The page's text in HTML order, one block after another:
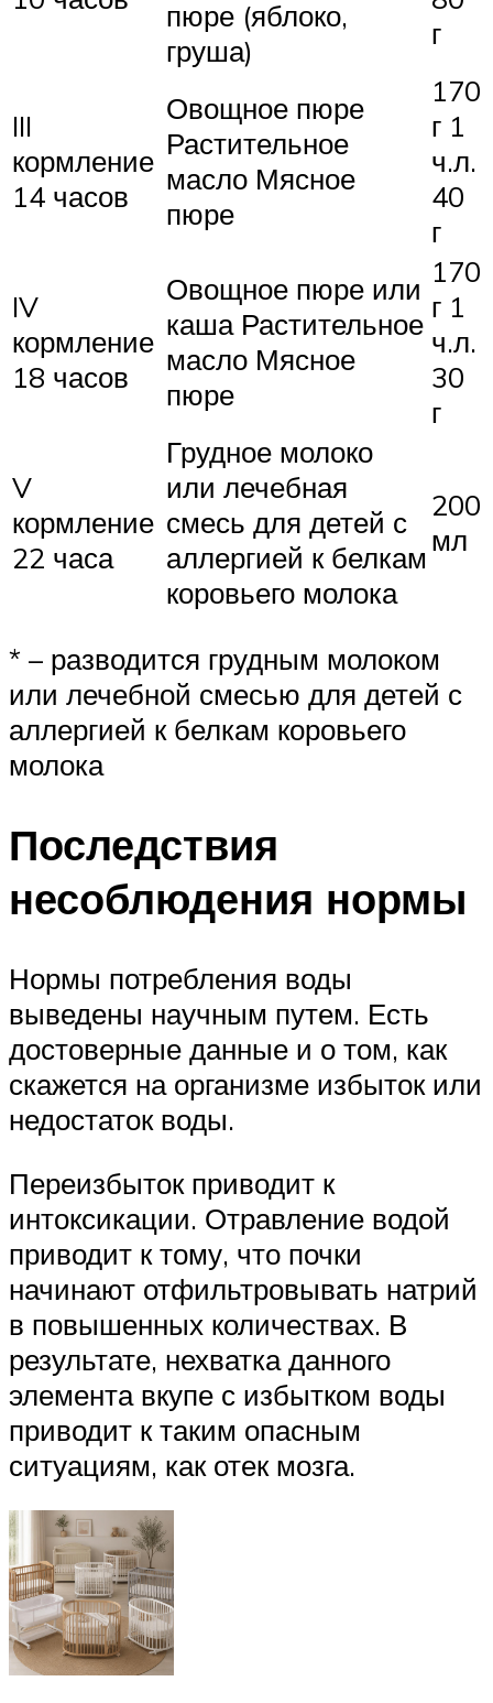
пюре (яблоко,
груша)
г
III
кормление
14 часов
Овощное пюре
Растительное
масло Мясное
пюре
170
г 1
ч.л.
40
г
IV
кормление
18 часов
Овощное пюре или
каша Растительное
масло Мясное
пюре
170
г 1
ч.л.
30
г
V
кормление
22 часа
Грудное молоко
или лечебная
смесь для детей с
аллергией к белкам
коровьего молока
200
мл
* – разводится грудным молоком
или лечебной смесью для детей с
аллергией к белкам коровьего
молока
Последствия
несоблюдения нормы
Нормы потребления воды
выведены научным путем. Есть
достоверные данные и о том, как
скажется на организме избыток или
недостаток воды.
Переизбыток приводит к
интоксикации. Отравление водой
приводит к тому, что почки
начинают отфильтровывать натрий
в повышенных количествах. В
результате, нехватка данного
элемента вкупе с избытком воды
приводит к таким опасным
ситуациям, как отек мозга.